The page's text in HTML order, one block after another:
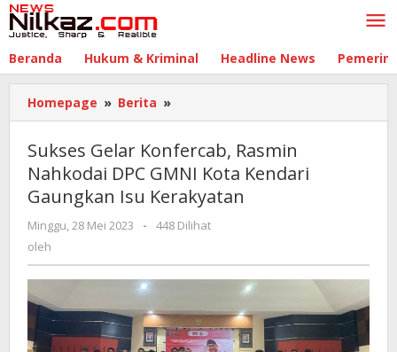
Lewati
ke
Beranda Hukum & Kriminal Headline News
Homepage » Berita »
Gelar
Konfercab,
Rasmin
Nahkodai
DPC
Kota
Gaungkan
Kerakyatan
Sukses Gelar Konfercab, Rasmin
Nahkodai DPC GMNI Kota Kendari
Gaungkan Isu Kerakyatan
Minggu, 28 Mei 2023 oleh
-
448 Dilihat
oleh